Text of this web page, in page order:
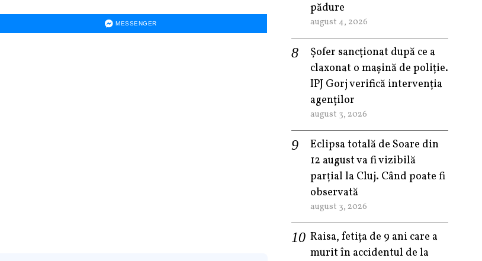
MESSENGER
pădure
august 4, 2026
Șofer sancționat după ce a
claxonat o mașină de poliție.
IPJ Gorj verifică intervenția
agenților
august 3, 2026
Eclipsa totală de Soare din
12 august va fi vizibilă
parțial la Cluj. Când poate fi
observată
august 3, 2026
Raisa, fetița de 9 ani care a
murit în accidentul de la